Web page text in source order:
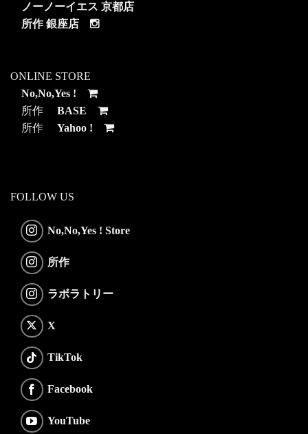
ノーノーイエス 京都店
所作 銀座店
ONLINE STORE
No,No,Yes !
所作 BASE
所作 Yahoo !
FOLLOW US
No,No,Yes ! Store
所作
ラボラトリー
X
TikTok
Facebook
YouTube